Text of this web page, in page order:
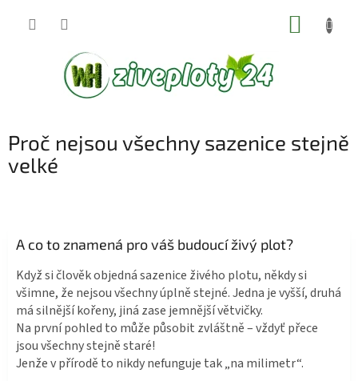
Proč nejsou všechny sazenice stejně
velké
A co to znamená pro váš budoucí živý plot?
Když si člověk objedná sazenice živého plotu, někdy si
všimne, že nejsou všechny úplně stejné. Jedna je vyšší, druhá
má silnější kořeny, jiná zase jemnější větvičky.
Na první pohled to může působit zvláštně – vždyť přece
jsou všechny stejně staré!
Jenže v přírodě to nikdy nefunguje tak „na milimetr“.